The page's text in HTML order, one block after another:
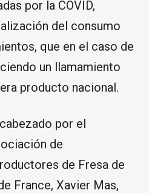
por la COVID,
del consumo
que en el caso de
un llamamiento
producto nacional.
por el
de
de Fresa de
France, Xavier Mas,